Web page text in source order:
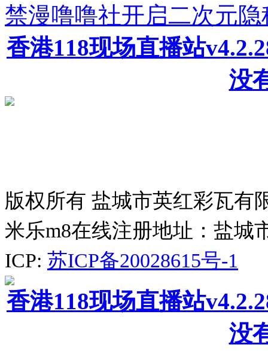
禁漫噜噜社开启二次元
香港118现场直播站
没
版权所有 盐城市英红彩瓦有
米乐m8在线注册地址：盐城
ICP: 苏ICP备20028615号-1
香港118现场直播站
没